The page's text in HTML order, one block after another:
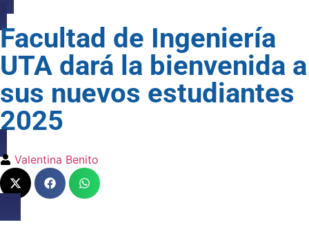
Facultad de Ingeniería
UTA dará la bienvenida a
sus nuevos estudiantes
2025
Valentina Benito